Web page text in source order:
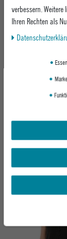
ab
verbessern.
Ihren Rechten als